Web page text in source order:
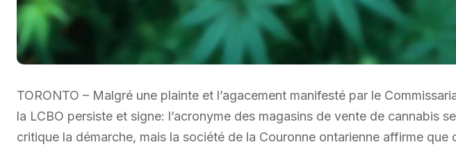
TORONTO – Malgré une plainte et l’agacement manifesté par le
la LCBO persiste et signe: l’acronyme des magasins de vente de cannabis
critique la démarche, mais la société de la Couronne ontarienne affirme que